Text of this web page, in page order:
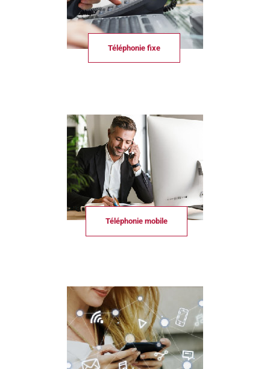
Téléphonie fixe
Téléphonie mobile